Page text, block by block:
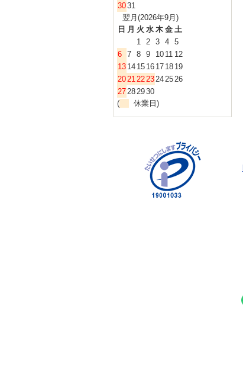
3031
翌月(2026年9月)
日 月 火 水 木 金 土
1 2 3 4 5
6 7 8 9 10 11 12
13 14 15 16 17 18 19
20212223242526
27282930
(
休業日)